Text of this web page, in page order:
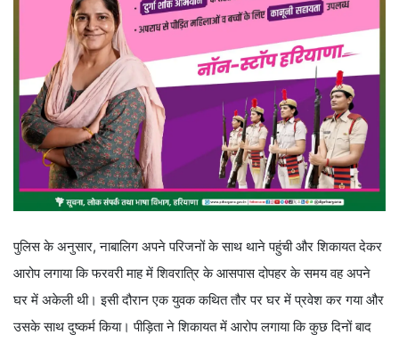
पुलिस के अनुसार, नाबालिग अपने परिजनों के साथ थाने पहुंची और शिकायत देकर
आरोप लगाया कि फरवरी माह में शिवरात्रि के आसपास दोपहर के समय वह अपने
घर में अकेली थी। इसी दौरान एक युवक कथित तौर पर घर में प्रवेश कर गया और
उसके साथ दुष्कर्म किया। पीड़िता ने शिकायत में आरोप लगाया कि कुछ दिनों बाद